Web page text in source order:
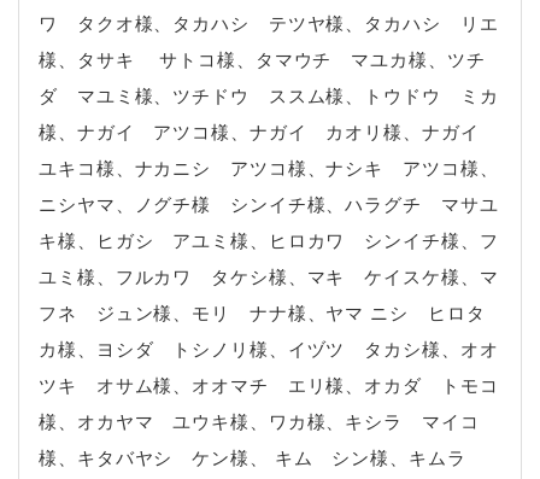
ワ タクオ様、タカハシ テツヤ様、タカハシ リエ
様、タサキ サトコ様、タマウチ マユカ様、ツチ
ダ マユミ様、ツチドウ ススム様、トウドウ ミカ
様、ナガイ アツコ様、ナガイ カオリ様、ナガイ
ユキコ様、ナカニシ アツコ様、ナシキ アツコ様、
ニシヤマ、ノグチ様 シンイチ様、ハラグチ マサユ
キ様、ヒガシ アユミ様、ヒロカワ シンイチ様、フ
ユミ様、フルカワ タケシ様、マキ ケイスケ様、マ
フネ ジュン様、モリ ナナ様、ヤマ ニシ ヒロタ
カ様、ヨシダ トシノリ様、イヅツ タカシ様、オオ
ツキ オサム様、オオマチ エリ様、オカダ トモコ
様、オカヤマ ユウキ様、ワカ様、キシラ マイコ
様、キタバヤシ ケン様、 キム シン様、キムラ